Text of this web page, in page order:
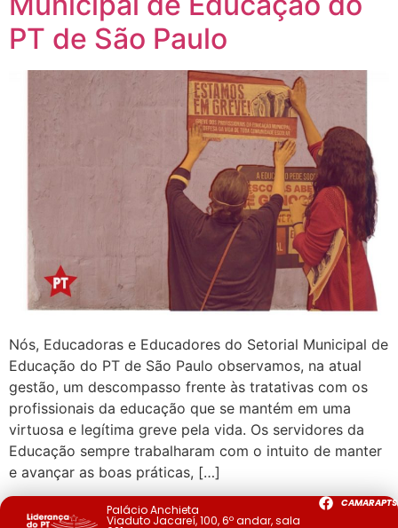
PT de São Paulo
Nós, Educadoras e Educadores do Setorial Municipal de
Educação do PT de São Paulo observamos, na atual
gestão, um descompasso frente às tratativas com os
profissionais da educação que se mantém em uma
virtuosa e legítima greve pela vida. Os servidores da
Educação sempre trabalharam com o intuito de manter
e avançar as boas práticas, […]
Palácio Anchieta
Viaduto Jacareí, 100, 6º andar, sala